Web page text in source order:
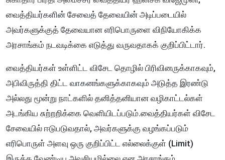
வைத்தியர்களின் சேவைத் தேவையின் அடிப்படையில்
அவர்களுக்குத் தேவையான எரிபொருளை விநியோகிக்க
அரசாங்கம் நடவடிக்கை எடுத்து வருவதாகக் குறிப்பிட்டார்.
வைத்தியர்கள் உள்ளிட்ட விசேட தொழில் பிரிவினருக்காகவும்,
அபிவிருத்தி திட்ட வாகனங்களுக்காகவும் அடுத்த இரண்டு
அல்லது மூன்று நாட்களில் தனித்தனியான வழிகாட்டல்கள்
அடங்கிய சுற்றறிக்கை வெளியிடப்படும்.வைத்தியர்கள் விசேட
சேவையில் ஈடுபடுவதால், அவர்களுக்கு வழங்கப்படும்
எரிபொருள் அளவு ஒரு குறிப்பிட்ட எல்லைக்குள் (Limit)